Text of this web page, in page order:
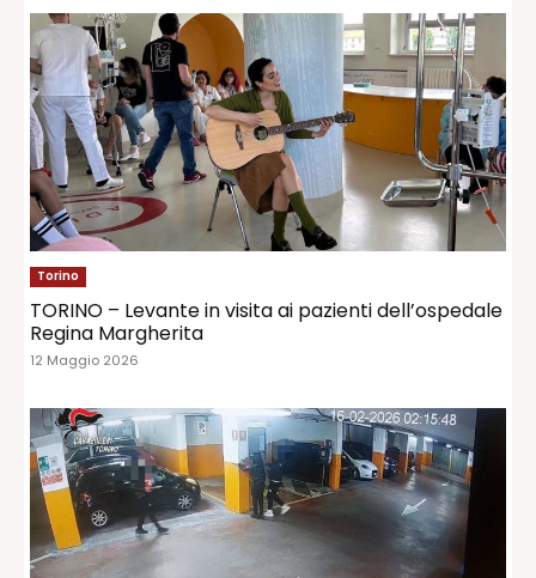
Torino
TORINO – Levante in visita ai pazienti dell’ospedale
Regina Margherita
12 Maggio 2026